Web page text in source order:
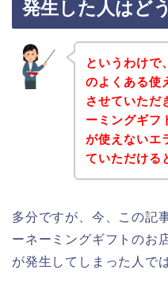
発生した人はど
というわけで
のよくある使
させていただ
ーミングギフ
が使えないエ
ていただける
多分ですが、今、この記
ーネーミングギフトのお
が発生してしまった人で